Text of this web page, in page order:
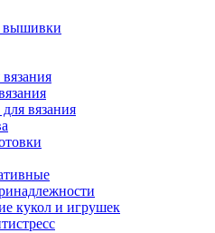
вышивки
вязания
кукол и игрушек